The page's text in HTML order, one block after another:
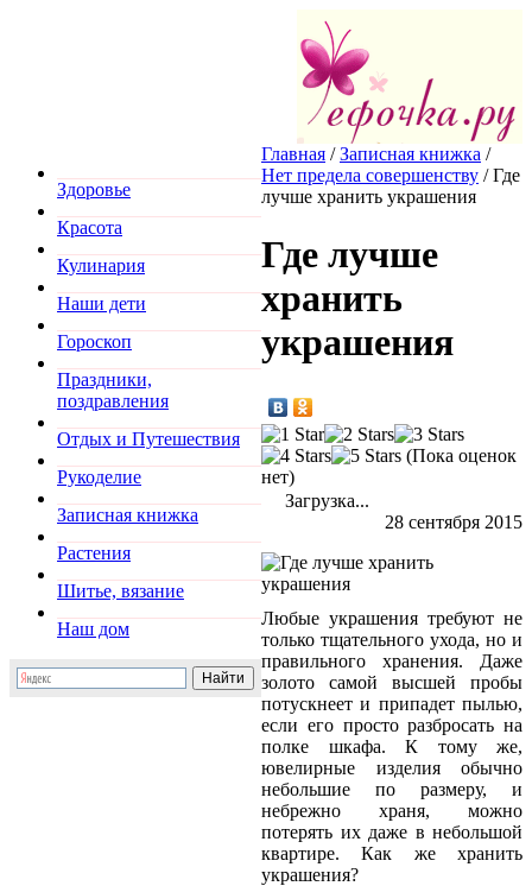
Здоровье
Красота
Кулинария
Наши дети
Гороскоп
Праздники,
поздравления
Отдых и Путешествия
Рукоделие
Записная книжка
Растения
Шитье, вязание
Наш дом
Главная /Записная книжка /
Нет предела совершенству /Где
лучше хранить украшения
Где лучше
хранить
украшения
(Пока оценок
нет)
Загрузка...
28 сентября 2015
Любые украшения требуют не
только тщательного ухода, но и
правильного хранения. Даже
золото самой высшей пробы
потускнеет и припадет пылью,
если его просто разбросать на
полке шкафа. К тому же,
ювелирные изделия обычно
небольшие по размеру, и
небрежно храня, можно
потерять их даже в небольшой
квартире. Как же хранить
украшения?